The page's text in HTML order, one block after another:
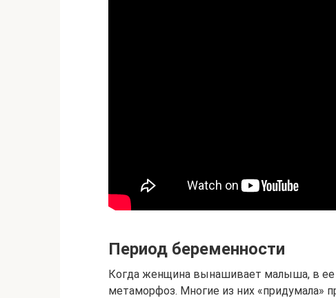
Период беременности
Когда женщина вынашивает малыша, в ее
метаморфоз. Многие из них «придумала»